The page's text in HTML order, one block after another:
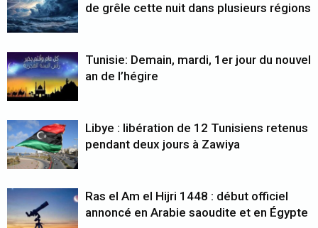
de grêle cette nuit dans plusieurs régions
Tunisie: Demain, mardi, 1er jour du nouvel
an de l’hégire
Libye : libération de 12 Tunisiens retenus
pendant deux jours à Zawiya
Ras el Am el Hijri 1448 : début officiel
annoncé en Arabie saoudite et en Égypte